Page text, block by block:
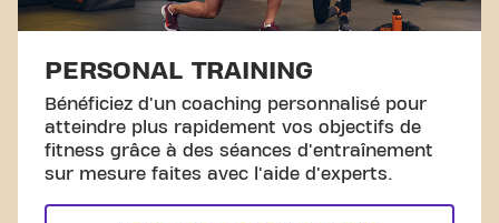
PERSONAL TRAINING
Bénéficiez d'un coaching personnalisé pour
atteindre plus rapidement vos objectifs de
fitness grâce à des séances d'entraînement
sur mesure faites avec l'aide d'experts.